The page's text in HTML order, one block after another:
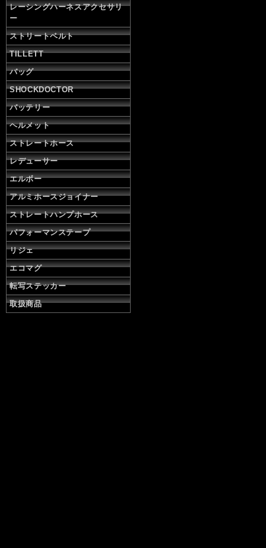
レーシングハーネスアクセサリ
ー
ストリートベルト
TILLETT
バッグ
SHOCKDOCTOR
バッテリー
ヘルメット
ストレートホース
レデューサー
エルボー
アルミホースジョイナー
ストレートハンプホース
パフォーマンステープ
リジェ
エコマグ
転写ステッカー
取扱商品